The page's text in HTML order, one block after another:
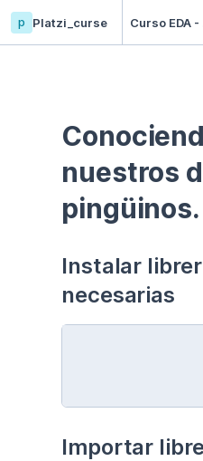
p Platzi_curse
nuestros
Instalar
necesarias
Importar